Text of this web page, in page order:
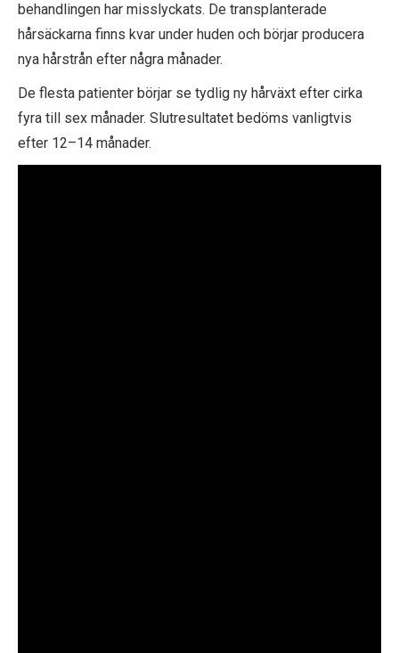
behandlingen har misslyckats. De transplanterade
hårsäckarna finns kvar under huden och börjar producera
nya hårstrån efter några månader.
De flesta patienter börjar se tydlig ny hårväxt efter cirka
fyra till sex månader. Slutresultatet bedöms vanligtvis
efter 12–14 månader.